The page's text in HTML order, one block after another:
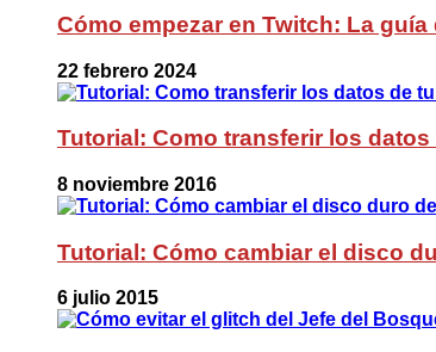
Cómo empezar en Twitch: La
22 febrero 2024
Tutorial: Como transferir los
8 noviembre 2016
Tutorial: Cómo cambiar el disco
6 julio 2015